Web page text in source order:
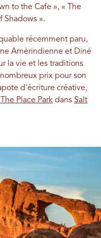
to the Cafe », « The
Shadows ».
récemment paru,
Amérindienne et Diné
la vie et les traditions
prix pour son
d'écriture créative,
Place Park dans Salt